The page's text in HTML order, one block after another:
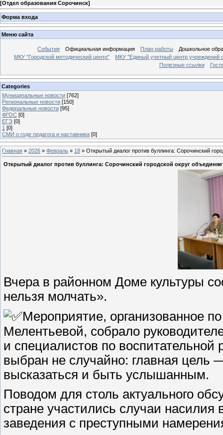
[Отдел образования Сорочинск]
Форма входа
Меню сайта
События Официальная информация План работы
Дошкольное
МКУ "Городской методический центр"
МКУ "Единый учетный центр учреждений
Полезные ссылки
Categories
Муниципальные новости [762]
Региональные новости [150]
Федеральные новости [95]
ФГОС [0]
ЕГЭ [0]
1 [0]
СМИ о годе педагога и наставника [0]
Главная » 2026 » Февраль » 18 » Открытый диалог против буллинга: Сорочинский
Открытый диалог против буллинга: Сорочинский городской округ
Вчера в районном Доме культуры
нельзя молчать».
Мероприятие, организованное
Мелентьевой, собрало
и специалистов по
выбран не случайно: главная цель
высказаться и быть услышанным.
Поводом для столь актуального
стране участились случаи насилия
заведения с преступными